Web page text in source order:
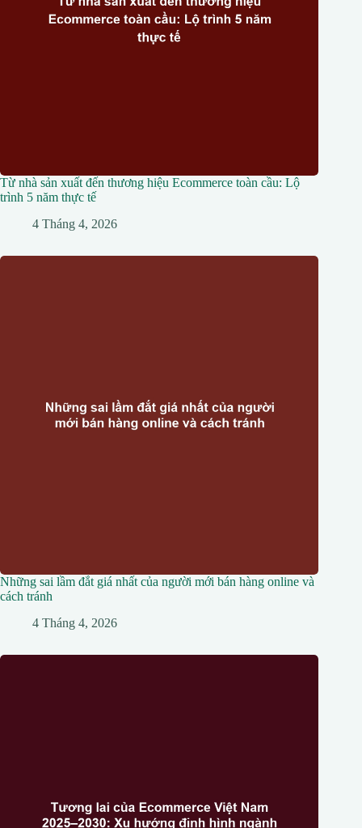
Từ nhà sản xuất đến thương hiệu Ecommerce toàn cầu: Lộ
trình 5 năm thực tế
4 Tháng 4, 2026
Những sai lầm đắt giá nhất của người mới bán hàng online và
cách tránh
4 Tháng 4, 2026